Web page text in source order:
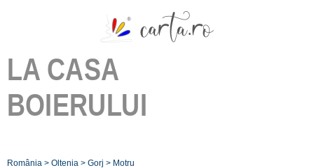
LA CASA
BOIERULUI
România > Oltenia > Gorj > Motru